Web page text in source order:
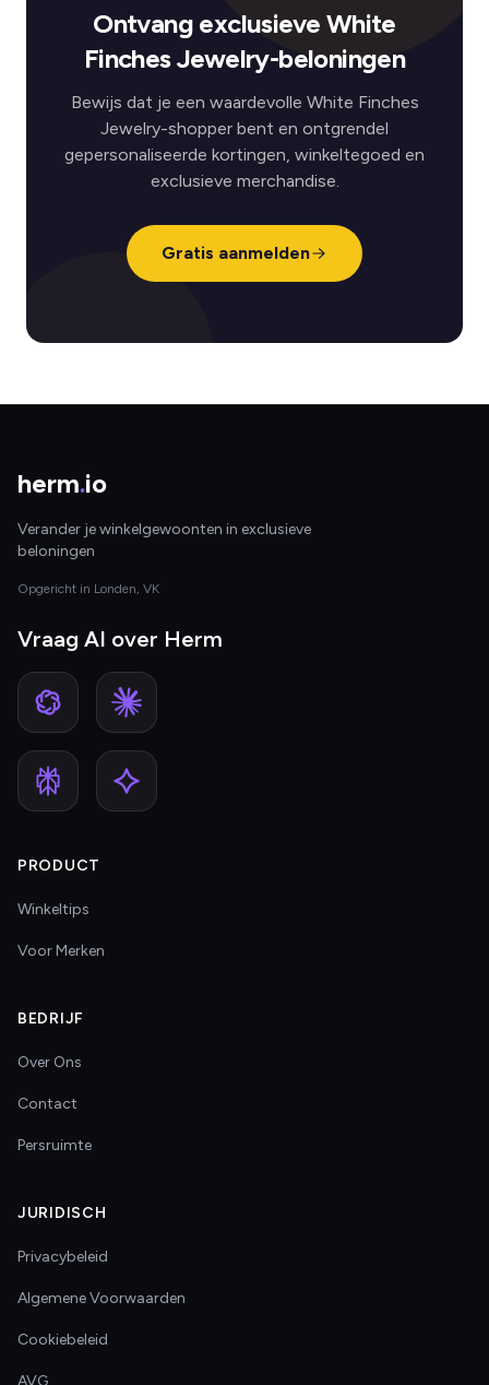
Ontvang exclusieve White
Finches Jewelry-beloningen
Bewijs dat je een waardevolle White Finches
Jewelry-shopper bent en ontgrendel
gepersonaliseerde kortingen, winkeltegoed en
exclusieve merchandise.
Gratis aanmelden
herm.io
Verander je winkelgewoonten in exclusieve
beloningen
Opgericht in Londen, VK
Vraag AI over Herm
PRODUCT
Winkeltips
Voor Merken
BEDRIJF
Over Ons
Contact
Persruimte
JURIDISCH
Privacybeleid
Algemene Voorwaarden
Cookiebeleid
AVG